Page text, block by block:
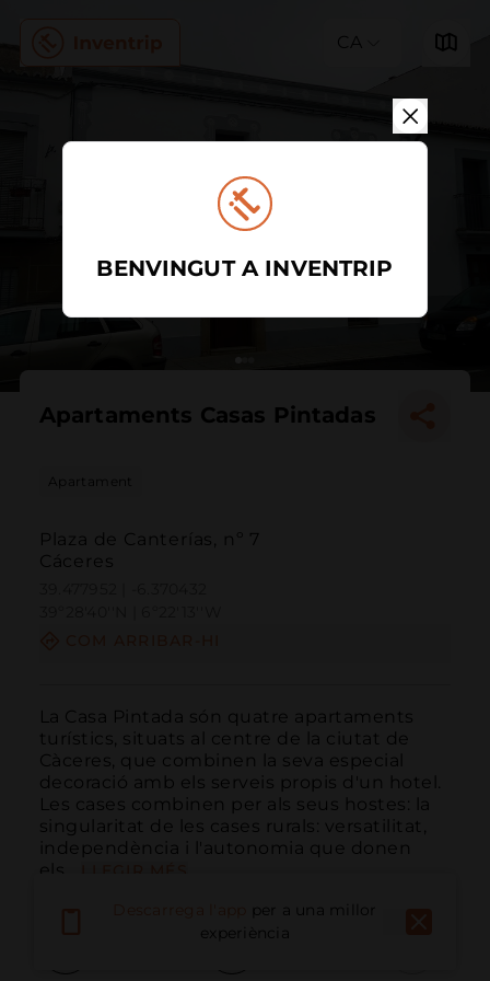
CA
Apartaments Casas Pintadas
Apartament
Plaza de Canterías, nº 7
Cáceres
La Casa Pintada són quatre apartaments
turístics, situats al centre de la ciutat de
Càceres, que combinen la seva especial
decoració amb els serveis propis d'un hotel.
Les cases combinen per als seus hostes: la
singularitat de les cases rurals: versatilitat,
independència i l'autonomia que donen
els...
per a una millor
experiència
BENVINGUT A INVENTRIP